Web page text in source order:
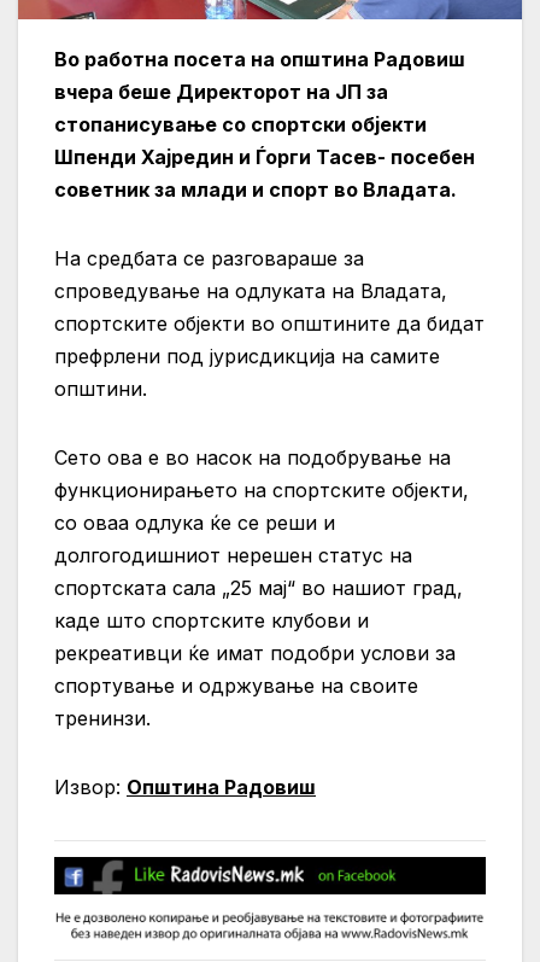
Во работна посета на општина Радовиш
вчера беше Директорот на ЈП за
стопанисување со спортски објекти
Шпенди Хајредин и Ѓорги Тасев- посебен
советник за млади и спорт во Владата.
На средбата се разговараше за
спроведување на одлуката на Владата,
спортските објекти во општините да бидат
префрлени под јурисдикција на самите
општини.
Сето ова е во насок на подобрување на
функционирањето на спортските објекти,
со оваа одлука ќе се реши и
долгогодишниот нерешен статус на
спортската сала „25 мај“ во нашиот град,
каде што спортските клубови и
рекреативци ќе имат подобри услови за
спортување и одржување на своите
тренинзи.
Извор: Општина Радовиш